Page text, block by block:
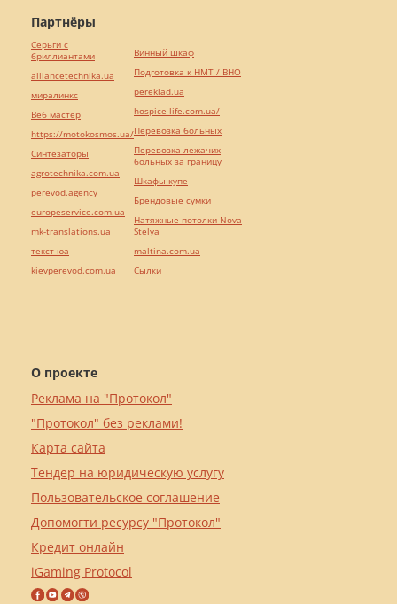
О проекте
Реклама на "Протокол"
"Протокол" без реклами!
Карта сайта
Тендер на юридическую услугу
Пользовательское соглашение
Допомогти ресурсу "Протокол"
Кредит онлайн
iGaming Protocol
Партнёры
Серьги с
бриллиантами
alliancetechnika.ua
миралинкс
Веб мастер
https://motokosmos.ua/
Синтезаторы
agrotechnika.com.ua
perevod.agency
europeservice.com.ua
mk-translations.ua
текст юа
kievperevod.com.ua
Винный шкаф
Подготовка к НМТ / ВНО
pereklad.ua
hospice-life.com.ua/
Перевозка больных
Перевозка лежачих
больных за границу
Шкафы купе
Брендовые сумки
Натяжные потолки Nova
Stelya
maltina.com.ua
Cылки